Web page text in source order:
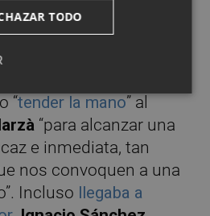
contactos esta
el anuncio de la
“tender la mano” al
“para alcanzar una
e inmediata, tan
nos convoquen a una
Incluso llegaba a
TODO